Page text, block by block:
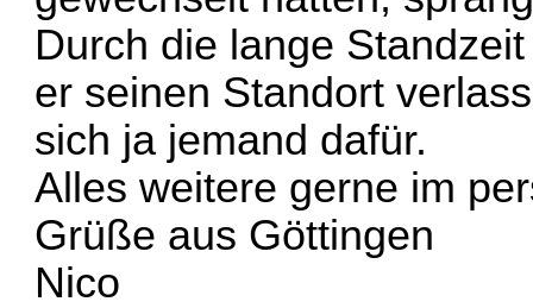
Durch die lange
er seinen Standort
sich ja jemand dafür.
Alles weitere gerne im
Grüße aus Göttingen
Nico